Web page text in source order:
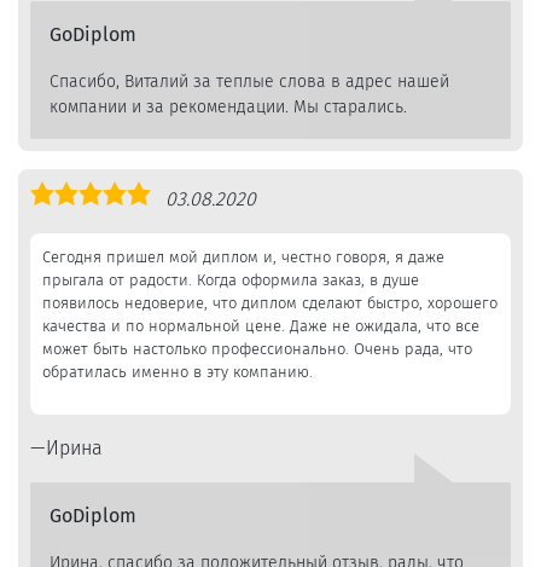
GoDiplom
Спасибо, Виталий за теплые слова в адрес нашей
компании и за рекомендации. Мы старались.
Оценка
03.08.2020
Сегодня пришел мой диплом и, честно говоря, я даже
прыгала от радости. Когда оформила заказ, в душе
появилось недоверие, что диплом сделают быстро, хорошего
качества и по нормальной цене. Даже не ожидала, что все
может быть настолько профессионально. Очень рада, что
обратилась именно в эту компанию.
Ирина
GoDiplom
Ирина, спасибо за положительный отзыв, рады, что